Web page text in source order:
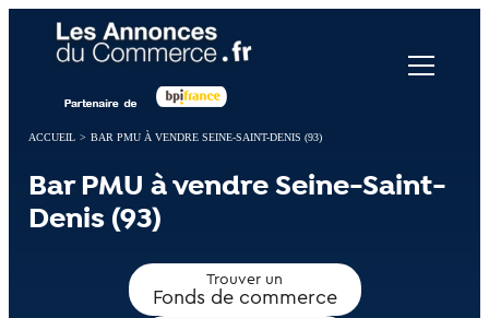
ACCUEIL > BAR PMU À VENDRE SEINE-SAINT-DENIS (93)
Bar PMU à vendre Seine-Saint-
Denis (93)
Trouver un
Fonds de commerce
Panneau de gestion des cookies